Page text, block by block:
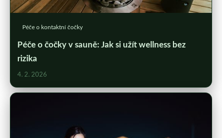
Péče o kontaktní čočky
Péče o čočky v sauně: Jak si užít wellness bez
rizika
4. 2. 2026